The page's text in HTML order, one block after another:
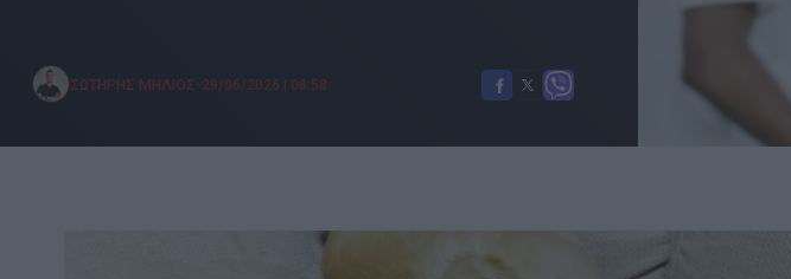
ΣΩΤΗΡΗΣ ΜΗΛΙΟΣ 29/06/2026 | 08:58